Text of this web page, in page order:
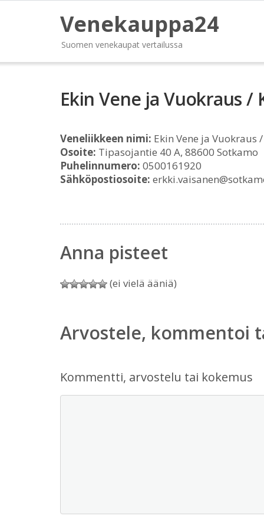
Venekauppa24
Suomen venekaupat vertailussa
Ekin Vene ja Vuokraus /
Veneliikkeen nimi: Ekin Vene ja Vuokraus
Osoite: Tipasojantie 40 A, 88600 Sotkamo
Puhelinnumero: 0500161920
Sähköpostiosoite:
Anna pisteet
(ei vielä ääniä)
Arvostele, kommentoi
Kommentti, arvostelu tai kokemus